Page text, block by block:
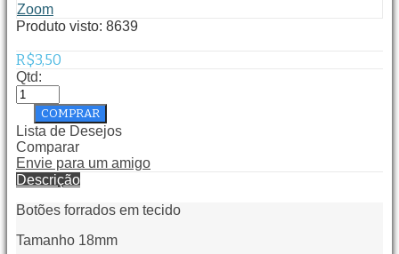
Zoom
Produto visto: 8639
R$3,50
Qtd:
Lista de Desejos
Comparar
Envie para um amigo
Descrição
Botões forrados em tecido
Tamanho 18mm